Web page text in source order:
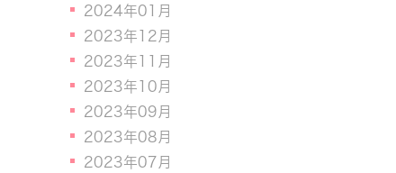
2024年01月
2023年12月
2023年11月
2023年10月
2023年09月
2023年08月
2023年07月